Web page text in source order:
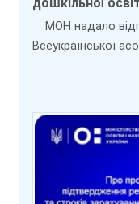
МОН надало
Всеукраїнської